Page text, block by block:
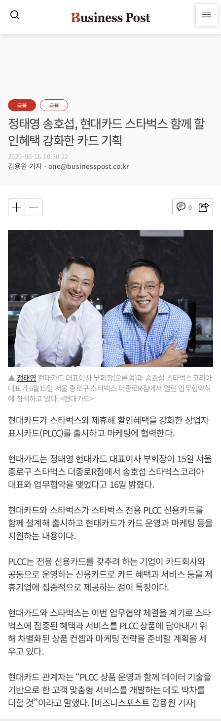
금융 금융
정태영 송호섭, 현대카드 스타벅스 함께 할
인혜택 강화한 카드 기획
2020-06-16 10:30:22
김용원 기자 - one@businesspost.co.kr
0
▲ 정태영 현대카드 대표이사 부회장(오른쪽)과 송호섭 스타벅스코리아
대표가 6월15일 서울 종로구 스타벅스 더종로R점에서 열린 업무협약식
에 참석하고 있다. <현대카드>
현대카드가 스타벅스와 제휴해 할인혜택을 강화한 상업자
표시카드(PLCC)를 출시하고 마케팅에 협력한다.
현대카드는 정태영 현대카드 대표이사 부회장이 15일 서울
종로구 스타벅스 더종로R점에서 송호섭 스타벅스코리아
대표와 업무협약을 맺었다고 16일 밝혔다.
현대카드와 스타벅스가 스타벅스 전용 PLCC 신용카드를
함께 설계해 출시하고 현대카드가 카드 운영과 마케팅 등을
지원하는 내용이다.
PLCC는 전용 신용카드를 갖추려 하는 기업이 카드회사와
공동으로 운영하는 신용카드로 카드 혜택과 서비스 등을 제
휴기업에 집중적으로 제공하는 점이 특징이다.
현대카드와 스타벅스는 이번 업무협약 체결을 계기로 스타
벅스에 집중된 혜택과 서비스를 PLCC 상품에 담아내기 위
해 차별화된 상품 컨셉과 마케팅 전략을 준비할 계획을 세
우고 있다.
현대카드 관계자는 “PLCC 상품 운영과 함께 데이터 기술을
기반으로 한 고객 맞춤형 서비스를 개발하는 데도 박차를
더할 것”이라고 말했다. [비즈니스포스트 김용원 기자]